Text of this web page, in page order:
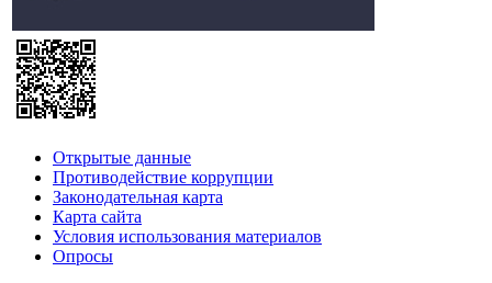
Открытые данные
Противодействие коррупции
Законодательная карта
Карта сайта
Условия использования материалов
Опросы